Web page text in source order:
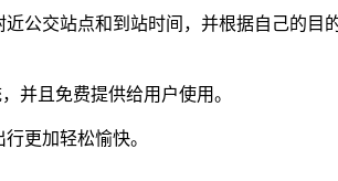
公交站点和到站时间，并根据自己的目
并且免费提供给用户使用。
更加轻松愉快。